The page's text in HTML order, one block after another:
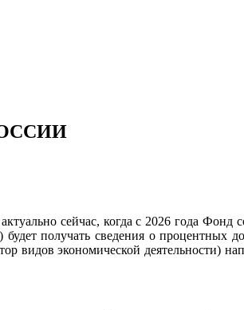
сейчас, когда с 2026 года Фонд
получать сведения о процентных
видов экономической деятельности)